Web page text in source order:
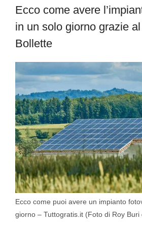
Ecco come avere
in un solo giorno grazie
Bollette
Ecco come puoi avere un impianto
giorno – Tuttogratis.it (Foto di Roy Buri